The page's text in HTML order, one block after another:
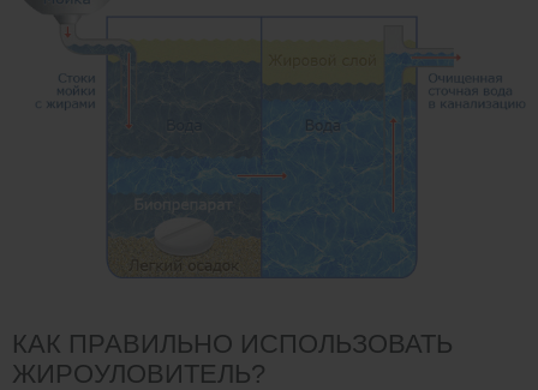
КАК ПРАВИЛЬНО ИСПОЛЬЗОВАТЬ
ЖИРОУЛОВИТЕЛЬ?